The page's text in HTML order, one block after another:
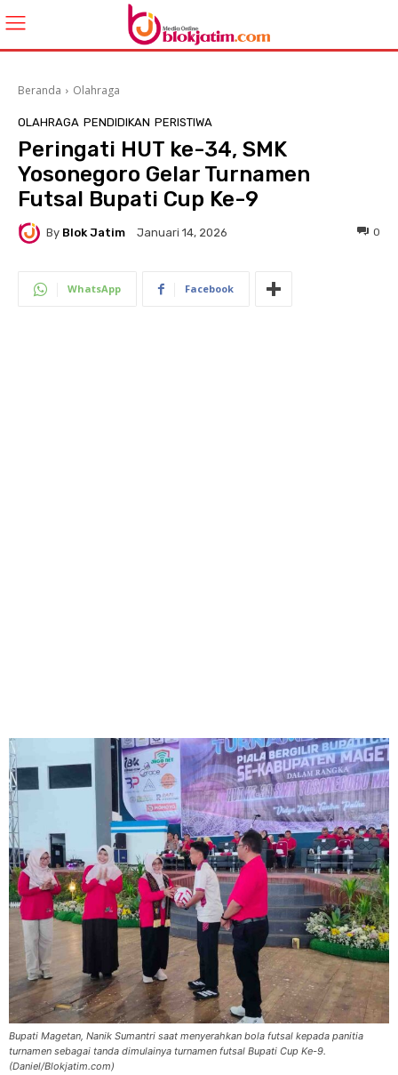
Beranda Olahraga
OLAHRAGA PENDIDIKAN PERISTIWA
Peringati HUT ke-34, SMK
Yosonegoro Gelar Turnamen
Futsal Bupati Cup Ke-9
By Blok Jatim Januari 14, 2026 0
WhatsApp Facebook
Bupati Magetan, Nanik Sumantri saat menyerahkan bola futsal kepada panitia
turnamen sebagai tanda dimulainya turnamen futsal Bupati Cup Ke-9.
(Daniel/Blokjatim.com)